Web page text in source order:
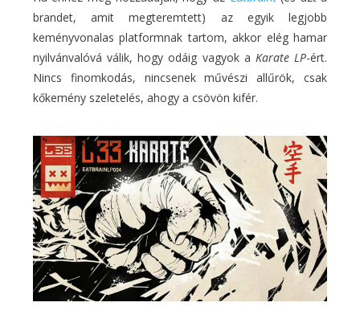
brandet, amit megteremtett) az egyik legjobb
keményvonalas platformnak tartom, akkor elég hamar
nyilvánvalóvá válik, hogy odáig vagyok a Karate LP-ért.
Nincs finomkodás, nincsenek művészi allűrök, csak
kőkemény szeletelés, ahogy a csövön kifér.